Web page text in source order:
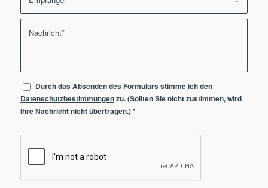
Durch das Absenden des Formulars stimme ich den
Datenschutzbestimmungenzu. (Sollten Sie nicht zustimmen, wird
Ihre Nachricht nicht übertragen.)*